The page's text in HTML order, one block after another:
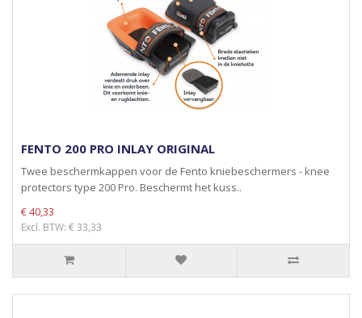
FENTO 200 PRO INLAY ORIGINAL
Twee beschermkappen voor de Fento kniebeschermers - knee
protectors type 200 Pro. Beschermt het kuss..
€ 40,33
Excl. BTW: € 33,33